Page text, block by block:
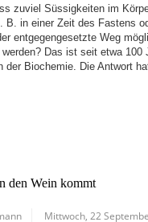
zuviel Süssigkeiten im
B. in einer Zeit des Fastens
entgegengesetzte Weg
Das ist seit etwa 100
der Biochemie. Die Antwort
den Wein kommt
Mittwoch, 22